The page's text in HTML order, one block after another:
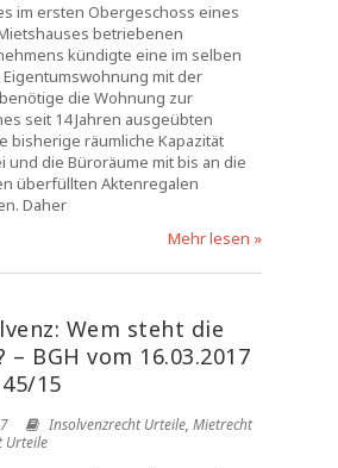
im ersten Obergeschoss eines
betriebenen
kündigte eine im selben
mit der
die Wohnung zur
seit 14 Jahren ausgeübten
bisherige räumliche Kapazität
und die Büroräume mit bis an die
überfüllten Aktenregalen
Daher
Mehr lesen »
Wem steht die
– BGH vom 16.03.2017
15
Insolvenzrecht Urteile, Mietrecht
Urteile